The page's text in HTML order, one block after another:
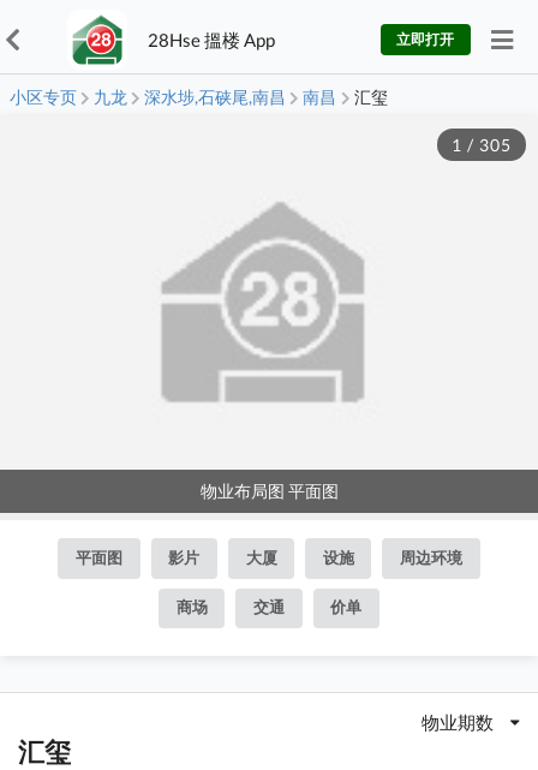
28Hse 搵楼 App 立即打开
小区专页 九龙 深水埗,石硖尾,南昌 南昌 汇玺
物业布局图 平面图
1 / 305
平面图 影片 大厦 设施 周边环境
商场 交通 价单
物业期数
汇玺